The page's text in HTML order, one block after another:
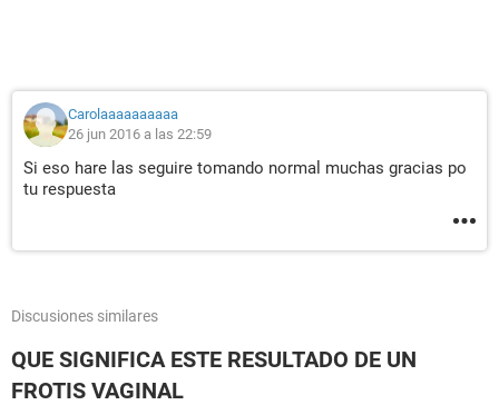
Carolaaaaaaaaaa
26 jun 2016 a las 22:59
Si eso hare las seguire tomando normal muchas gracias po
tu respuesta
Discusiones similares
QUE SIGNIFICA ESTE RESULTADO DE UN
FROTIS VAGINAL